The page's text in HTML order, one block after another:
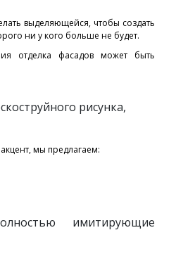
выделяющейся, чтобы создать
ни у кого больше не будет.
отделка фасадов может быть
рисунка,
мы предлагаем:
имитирующие